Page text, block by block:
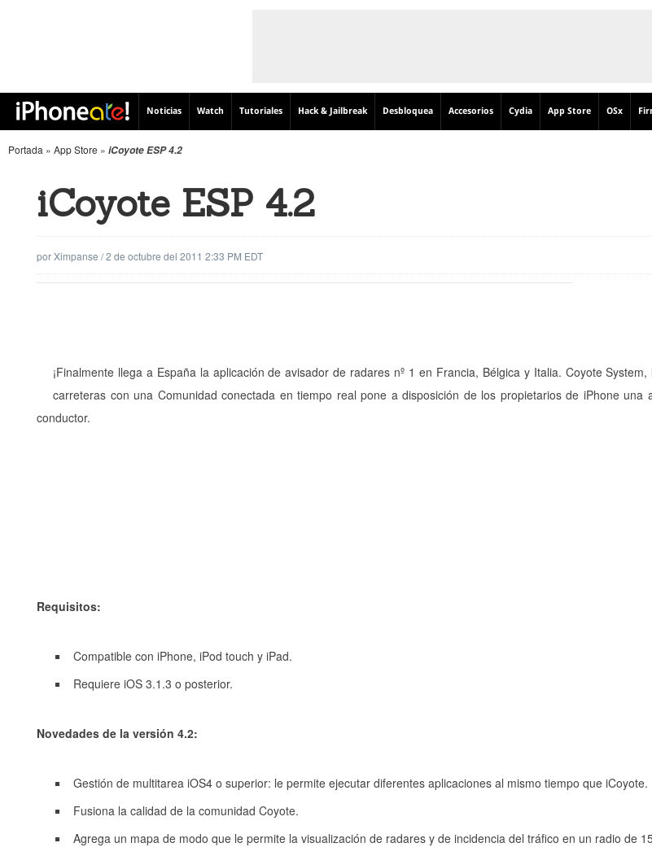
Noticias Watch Tutoriales Hack & Jailbreak Desbloquea Accesorios Cydia App Store OSx
Portada » App Store » iCoyote ESP 4.2
iCoyote ESP 4.2
porXimpanse /2 de octubre del 2011 2:33 PM EDT
¡Finalmente llega a España la aplicación de avisador de radares nº 1 en Francia, Bélgica y Italia. Coyote
carreteras con una Comunidad conectada en tiempo real pone a disposición de los propietarios de iPhone una
conductor.
Requisitos:
Compatible con iPhone, iPod touch y iPad.
Requiere iOS 3.1.3 o posterior.
Novedades de la versión 4.2:
Gestión de multitarea iOS4 o superior: le permite ejecutar diferentes aplicaciones al mismo tiempo que iCoyote.
Fusiona la calidad de la comunidad Coyote.
Agrega un mapa de modo que le permite la visualización de radares y de incidencia del tráfico en un radio de